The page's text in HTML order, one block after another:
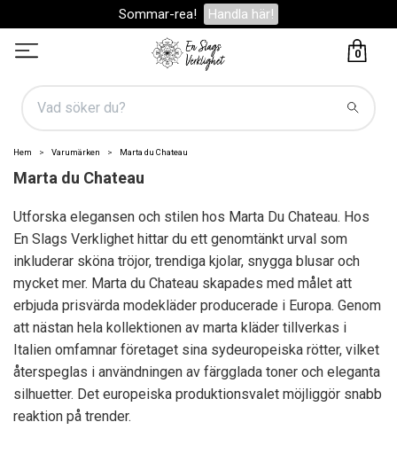
Sommar-rea! Handla här!
0
Hem Varumärken Marta du Chateau
Marta du Chateau
Utforska elegansen och stilen hos Marta Du Chateau. Hos
En Slags Verklighet hittar du ett genomtänkt urval som
inkluderar sköna tröjor, trendiga kjolar, snygga blusar och
mycket mer. Marta du Chateau skapades med målet att
erbjuda prisvärda modekläder producerade i Europa. Genom
att nästan hela kollektionen av marta kläder tillverkas i
Italien omfamnar företaget sina sydeuropeiska rötter, vilket
återspeglas i användningen av färgglada toner och eleganta
silhuetter. Det europeiska produktionsvalet möjliggör snabb
reaktion på trender.